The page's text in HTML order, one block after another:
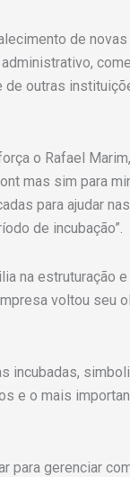
de
outras
o Rafael
mas sim para
para ajudar
de incubação”.
na estruturação
voltou seu
incubadas,
e o mais
para gerenciar